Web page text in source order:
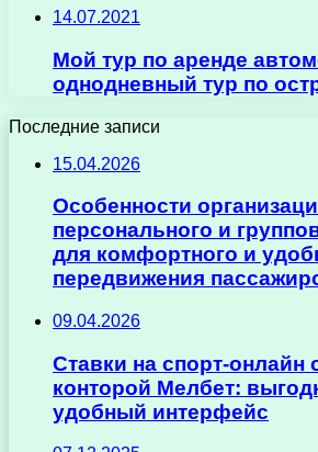
14.07.2021
Мой тур по аренде
однодневный тур по
Последние записи
15.04.2026
Особенности
персонального и
для комфортного и
передвижения
09.04.2026
Ставки на спорт-онлайн
конторой Мелбет:
удобный интерфейс